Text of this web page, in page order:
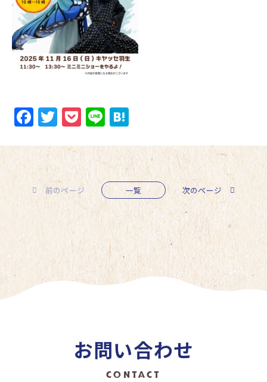
Facebook
Twitter
Pocket
Line
前のページ 一覧 次のページ
お問い合わせ
CONTACT